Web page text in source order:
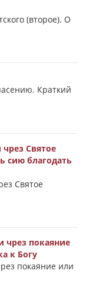
(второе). О
Краткий
Святое
сию благодать
Святое
чрез покаяние
к Богу
покаяние или